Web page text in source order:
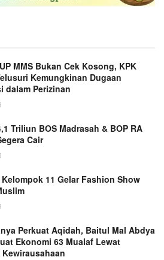
MMS Bukan Cek Kosong, KPK
Kemungkinan Dugaan
dalam Perizinan
Triliun BOS Madrasah & BOP RA
Cair
Kelompok 11 Gelar Fashion Show
Perkuat Aqidah, Baitul Mal Abdya
Ekonomi 63 Mualaf Lewat